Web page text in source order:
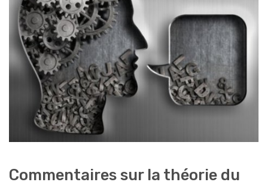
Commentaires sur la théorie du